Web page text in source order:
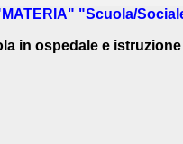
"Scuola/
in ospedale e